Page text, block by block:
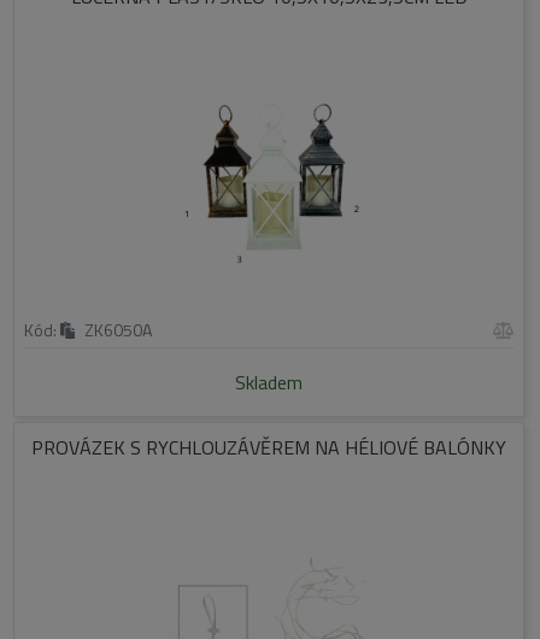
Kód: ZK6050A
Skladem
PROVÁZEK S RYCHLOUZÁVĚREM NA HÉLIOVÉ BALÓNKY